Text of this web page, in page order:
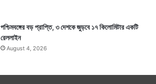
পশ্চিমবঙ্গের বড় প্রাপ্তি, ৩ দেশকে জুড়বে ১৭ কিলোমিটার একটি
রেললাইন
August 4, 2026